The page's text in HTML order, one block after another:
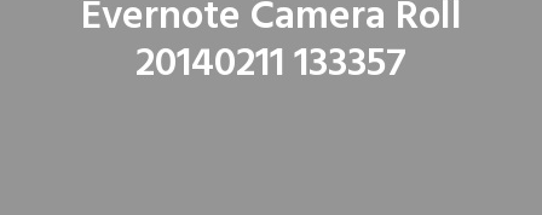
Evernote Camera Roll
20140211 133357